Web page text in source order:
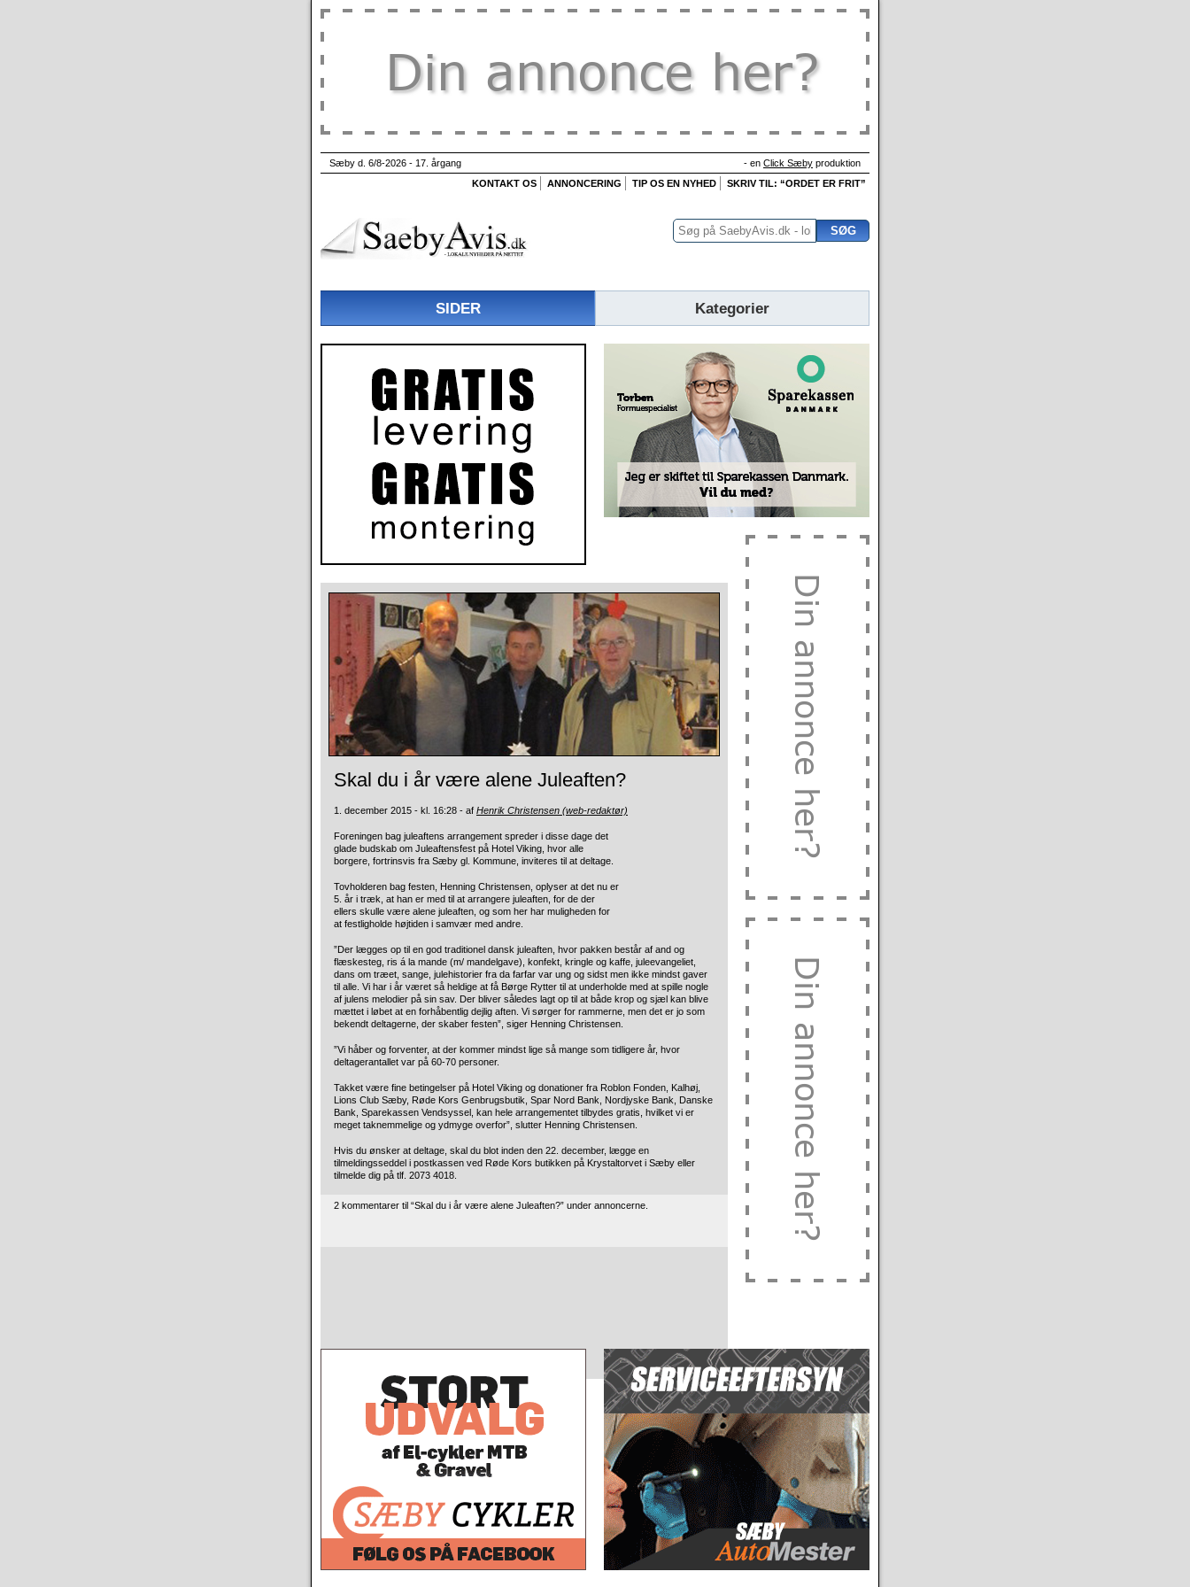
Sæby d. 6/8-2026 - 17. årgang - en Click Sæby produktion
KONTAKT OS
ANNONCERING TIP OS EN NYHED SKRIV TIL: “ORDET ER FRIT”
SIDER Kategorier
Skal du i år være alene Juleaften?
1. december 2015 - kl. 16:28 - af Henrik Christensen (web-redaktør)
Foreningen bag juleaftens arrangement spreder i disse dage det
glade budskab om Juleaftensfest på Hotel Viking, hvor alle
borgere, fortrinsvis fra Sæby gl. Kommune, inviteres til at deltage.
Tovholderen bag festen, Henning Christensen, oplyser at det nu er
5. år i træk, at han er med til at arrangere juleaften, for de der
ellers skulle være alene juleaften, og som her har muligheden for
at festligholde højtiden i samvær med andre.
”Der lægges op til en god traditionel dansk juleaften, hvor pakken består af and og
flæskesteg, ris á la mande (m/ mandelgave), konfekt, kringle og kaffe, juleevangeliet,
dans om træet, sange, julehistorier fra da farfar var ung og sidst men ikke mindst gaver
til alle. Vi har i år været så heldige at få Børge Rytter til at underholde med at spille nogle
af julens melodier på sin sav. Der bliver således lagt op til at både krop og sjæl kan blive
mættet i løbet at en forhåbentlig dejlig aften. Vi sørger for rammerne, men det er jo som
bekendt deltagerne, der skaber festen”, siger Henning Christensen.
”Vi håber og forventer, at der kommer mindst lige så mange som tidligere år, hvor
deltagerantallet var på 60-70 personer.
Takket være fine betingelser på Hotel Viking og donationer fra Roblon Fonden, Kalhøj,
Lions Club Sæby, Røde Kors Genbrugsbutik, Spar Nord Bank, Nordjyske Bank, Danske
Bank, Sparekassen Vendsyssel, kan hele arrangementet tilbydes gratis, hvilket vi er
meget taknemmelige og ydmyge overfor”, slutter Henning Christensen.
Hvis du ønsker at deltage, skal du blot inden den 22. december, lægge en
tilmeldingsseddel i postkassen ved Røde Kors butikken på Krystaltorvet i Sæby eller
tilmelde dig på tlf. 2073 4018.
2 kommentarer til “Skal du i år være alene Juleaften?” under annoncerne.